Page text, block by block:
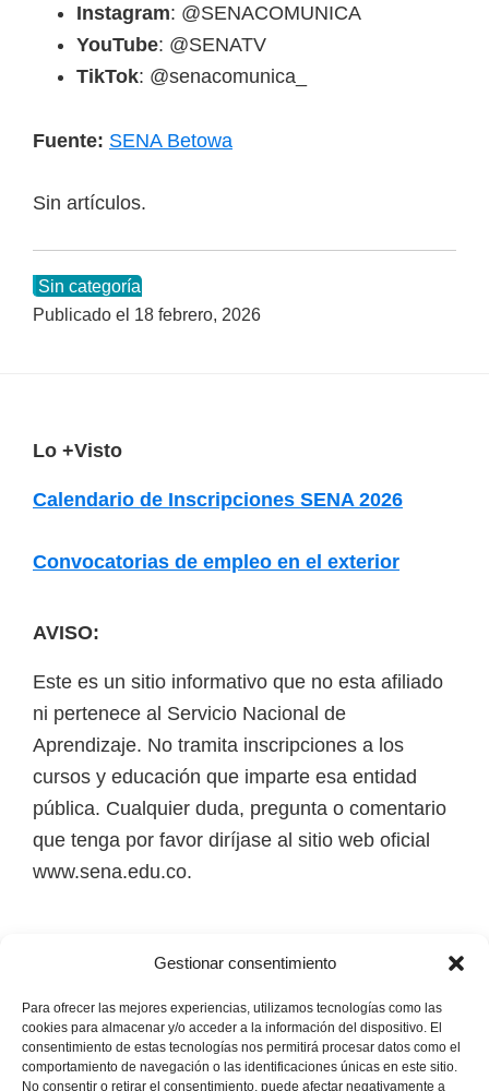
Instagram: @SENACOMUNICA
YouTube: @SENATV
TikTok: @senacomunica_
Fuente: SENA Betowa
Sin artículos.
Sin categoría
Publicado el 18 febrero, 2026
Lo +Visto
Calendario de Inscripciones SENA 2026
Convocatorias de empleo en el exterior
AVISO:
Este es un sitio informativo que no esta afiliado
ni pertenece al Servicio Nacional de
Aprendizaje. No tramita inscripciones a los
cursos y educación que imparte esa entidad
pública. Cualquier duda, pregunta o comentario
que tenga por favor diríjase al sitio web oficial
www.sena.edu.co.
nombres comerciales, marcas registradas, logos
e imágenes pertenecen a sus respectivos
propietarios.
Gestionar consentimiento
Para ofrecer las mejores experiencias, utilizamos tecnologías como las
cookies para almacenar y/o acceder a la información del dispositivo. El
consentimiento de estas tecnologías nos permitirá procesar datos como el
comportamiento de navegación o las identificaciones únicas en este sitio.
No consentir o retirar el consentimiento, puede afectar negativamente a